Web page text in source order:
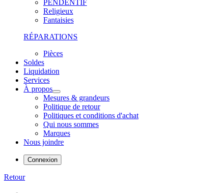
PENDENTIF
Religieux
Fantaisies
RÉPARATIONS
Pièces
Soldes
Liquidation
Services
À propos
Mesures & grandeurs
Politique de retour
Politiques et conditions d'achat
Qui nous sommes
Marques
Nous joindre
Connexion
Retour